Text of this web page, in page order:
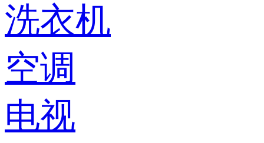
洗衣机
空调
电视